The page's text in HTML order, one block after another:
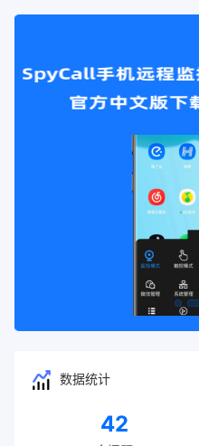
数据统计
42